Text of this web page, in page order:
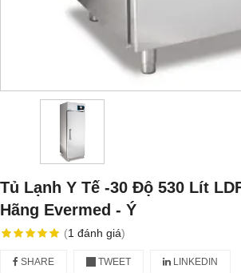
Tủ Lạnh Y Tế -30 Độ 530 Lít
Hãng Evermed - Ý
(1 đánh giá)
SHARE TWEET LINKEDIN